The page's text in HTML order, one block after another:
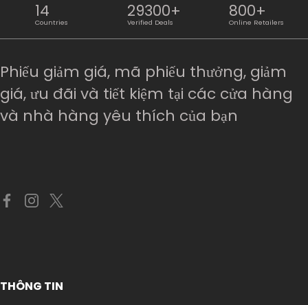
14
Countries
29300+
Verified Deals
800+
Online Retailers
Phiếu giảm giá, mã phiếu thưởng, giảm
giá, ưu đãi và tiết kiệm tại các cửa hàng
và nhà hàng yêu thích của bạn
THÔNG TIN